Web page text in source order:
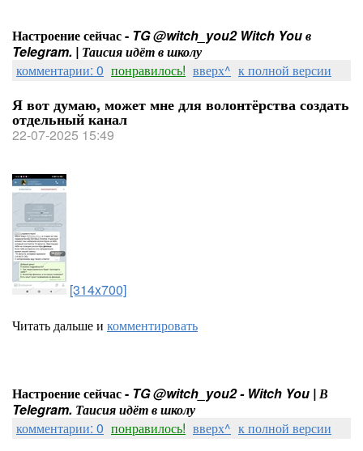
Настроение сейчас - TG @witch_you2 Witch You в
Telegram. | Таисия идёт в школу
комментарии: 0 понравилось! вверх^ к полной версии
Я вот думаю, может мне для волонтёрства создать
отдельный канал
22-07-2025 15:49
[314x700]
Читать дальше и комментировать
Настроение сейчас - TG @witch_you2 - Witch You | В
Telegram. Таисия идёт в школу
комментарии: 0 понравилось! вверх^ к полной версии